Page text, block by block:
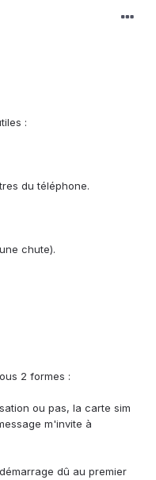
:
du téléphone.
chute).
2 formes :
ou pas, la carte sim
m'invite à
dû au premier